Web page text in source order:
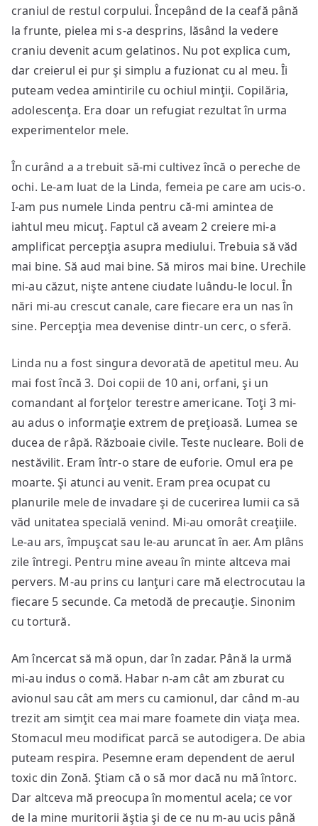
craniul de restul corpului. Începând de la ceafă până
la frunte, pielea mi s-a desprins, lăsând la vedere
craniu devenit acum gelatinos. Nu pot explica cum,
dar creierul ei pur şi simplu a fuzionat cu al meu. Îi
puteam vedea amintirile cu ochiul minţii. Copilăria,
adolescenţa. Era doar un refugiat rezultat în urma
experimentelor mele.
În curând a a trebuit să-mi cultivez încă o pereche de
ochi. Le-am luat de la Linda, femeia pe care am ucis-o.
I-am pus numele Linda pentru că-mi amintea de
iahtul meu micuţ. Faptul că aveam 2 creiere mi-a
amplificat percepţia asupra mediului. Trebuia să văd
mai bine. Să aud mai bine. Să miros mai bine. Urechile
mi-au căzut, nişte antene ciudate luându-le locul. În
nări mi-au crescut canale, care fiecare era un nas în
sine. Percepţia mea devenise dintr-un cerc, o sferă.
Linda nu a fost singura devorată de apetitul meu. Au
mai fost încă 3. Doi copii de 10 ani, orfani, şi un
comandant al forţelor terestre americane. Toţi 3 mi-
au adus o informaţie extrem de preţioasă. Lumea se
ducea de râpă. Războaie civile. Teste nucleare. Boli de
nestăvilit. Eram într-o stare de euforie. Omul era pe
moarte. Şi atunci au venit. Eram prea ocupat cu
planurile mele de invadare şi de cucerirea lumii ca să
văd unitatea specială venind. Mi-au omorât creaţiile.
Le-au ars, împuşcat sau le-au aruncat în aer. Am plâns
zile întregi. Pentru mine aveau în minte altceva mai
pervers. M-au prins cu lanţuri care mă electrocutau la
fiecare 5 secunde. Ca metodă de precauţie. Sinonim
cu tortură.
Am încercat să mă opun, dar în zadar. Până la urmă
mi-au indus o comă. Habar n-am cât am zburat cu
avionul sau cât am mers cu camionul, dar când m-au
trezit am simţit cea mai mare foamete din viaţa mea.
Stomacul meu modificat parcă se autodigera. De abia
puteam respira. Pesemne eram dependent de aerul
toxic din Zonă. Ştiam că o să mor dacă nu mă întorc.
Dar altceva mă preocupa în momentul acela; ce vor
de la mine muritorii ăştia şi de ce nu m-au ucis până